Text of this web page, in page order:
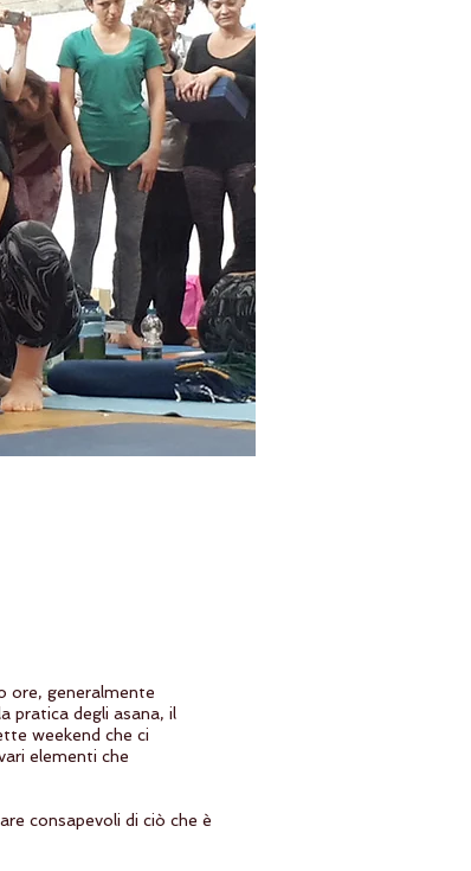
ore, generalmente
pratica degli asana, il
weekend che ci
elementi che
consapevoli di ciò che è